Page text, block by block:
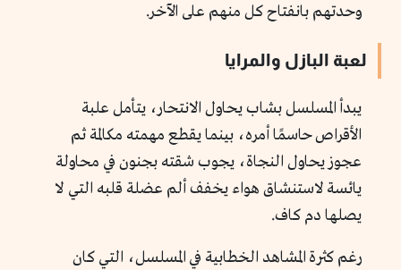
وحدتهم بانفتاح كل منهم على الآخر.
لعبة البازل والمرايا
يبدأ المسلسل بشاب يحاول الانتحار، يتأمل علبة
الأقراص حاسمًا أمره، بينما يقطع مهمته مكالمة ثم
عجوز يحاول النجاة، يجوب شقته بجنون في محاولة
يائسة لاستنشاق هواء يخفف ألم عضلة قلبه التي لا
يصلها دم كاف.
رغم كثرة المشاهد الخطابية في المسلسل، التي كان